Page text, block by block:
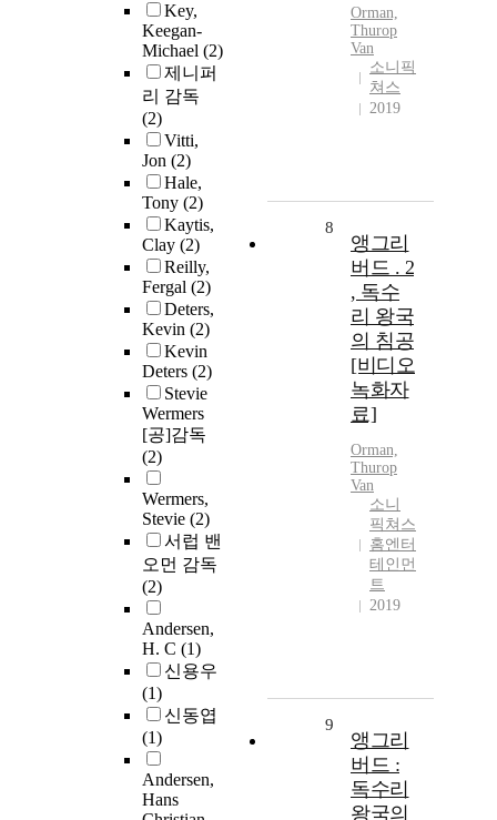
Key,
Keegan-
Michael (2)
제니퍼
리 감독
(2)
Vitti,
Jon (2)
Hale,
Tony (2)
Kaytis,
Clay (2)
Reilly,
Fergal (2)
Deters,
Kevin (2)
Kevin
Deters (2)
Stevie
Wermers
[공]감독
(2)
Wermers,
Stevie (2)
서럽 밴
오먼 감독
(2)
Andersen,
H. C (1)
신용우
(1)
신동엽
(1)
Andersen,
Hans
Orman,
Thurop
Van
소니픽
쳐스
2019
8
앵그리
버드 . 2
, 독수
리 왕국
의 침공
[비디오
녹화자
료]
Orman,
Thurop
Van
소니
픽쳐스
홈엔터
테인먼
트
2019
9
앵그리
버드 :
독수리
왕국의